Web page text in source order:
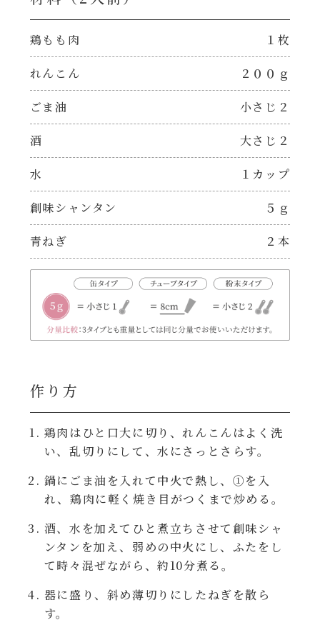
パウチのまんまシリーズ
だしまろ麺
シャンタン鍋
おもてなし
BBQ/キャンプ
炊飯器
ホットプレート
レンジ調理
節分
ひなまつり
こどもの日
ハロウィン
クリスマス
焼肉のたれ 二代目
やみつききゃべつの塩たれ
だしまろ酢
ハコネーゼ 海老クリーム
ハコネーゼ ボロネーゼ
ハコネーゼ ポルチーニ
ハコネーゼ カルボナーラ
ハコネーゼ イカスミ
ハコネーゼ ボンゴレ
ハコネーゼ クリーミーボロネーゼ
鶏もも肉 １枚
れんこん ２００ｇ
ごま油 小さじ２
酒 大さじ２
水 １カップ
創味シャンタン ５ｇ
青ねぎ ２本
作り方
鶏肉はひと口大に切り、れんこんはよく洗
い、乱切りにして、水にさっとさらす。
鍋にごま油を入れて中火で熱し、①を入
れ、鶏肉に軽く焼き目がつくまで炒める。
酒、水を加えてひと煮立ちさせて創味シャ
ンタンを加え、弱めの中火にし、ふたをし
て時々混ぜながら、約10分煮る。
器に盛り、斜め薄切りにしたねぎを散ら
す。